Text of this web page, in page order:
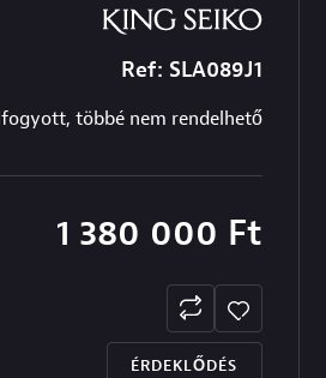
Ref: SLA089J1
többé nem rendelhető
1 380 000 Ft
ÉRDEKLŐDÉS